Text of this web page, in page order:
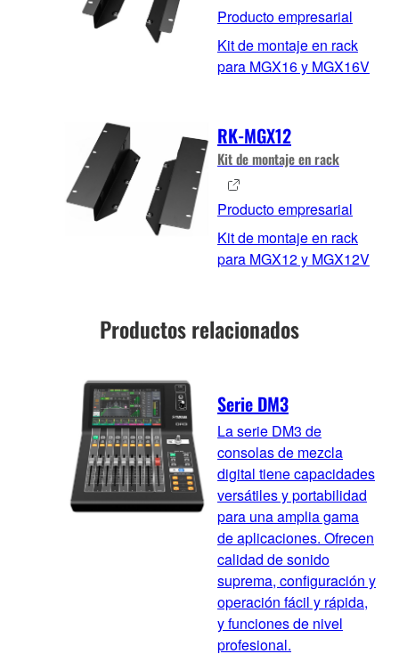
Producto empresarial
Kit de montaje en rack
para MGX16 y MGX16V
RK-MGX12
Kit de montaje en rack
Producto empresarial
Kit de montaje en rack
para MGX12 y MGX12V
Productos relacionados
Serie DM3
La serie DM3 de
consolas de mezcla
digital tiene capacidades
versátiles y portabilidad
para una amplia gama
de aplicaciones. Ofrecen
calidad de sonido
suprema, configuración y
operación fácil y rápida,
y funciones de nivel
profesional.